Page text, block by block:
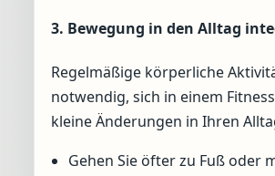
3. Bewegung in den Alltag
Regelmäßige körperliche
notwendig, sich in einem
kleine Änderungen in Ihren
Gehen Sie öfter zu Fuß oder